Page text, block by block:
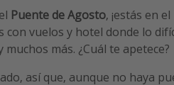
Puente de Agosto, ¡estás en
con vuelos y hotel donde lo
muchos más. ¿Cuál te apetece?
así que, aunque no haya